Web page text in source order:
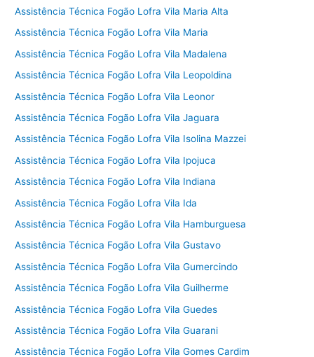
Assistência Técnica Fogão Lofra Vila Maria Alta
Assistência Técnica Fogão Lofra Vila Maria
Assistência Técnica Fogão Lofra Vila Madalena
Assistência Técnica Fogão Lofra Vila Leopoldina
Assistência Técnica Fogão Lofra Vila Leonor
Assistência Técnica Fogão Lofra Vila Jaguara
Assistência Técnica Fogão Lofra Vila Isolina Mazzei
Assistência Técnica Fogão Lofra Vila Ipojuca
Assistência Técnica Fogão Lofra Vila Indiana
Assistência Técnica Fogão Lofra Vila Ida
Assistência Técnica Fogão Lofra Vila Hamburguesa
Assistência Técnica Fogão Lofra Vila Gustavo
Assistência Técnica Fogão Lofra Vila Gumercindo
Assistência Técnica Fogão Lofra Vila Guilherme
Assistência Técnica Fogão Lofra Vila Guedes
Assistência Técnica Fogão Lofra Vila Guarani
Assistência Técnica Fogão Lofra Vila Gomes Cardim